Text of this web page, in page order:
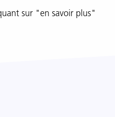
sur "en savoir plus"